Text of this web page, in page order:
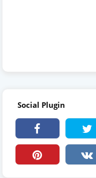
Social Plugin